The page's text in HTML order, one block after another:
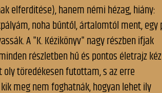
Impresszum © Magyar Művészeti Akadémia A tartalomról